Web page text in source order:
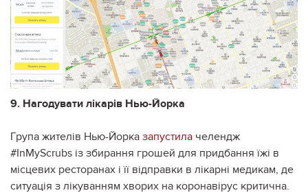
9. Нагодувати лікарів Нью-Йорка
Група жителів Нью-Йорка запустила челендж
#InMyScrubs із збирання грошей для придбання їжі в
місцевих ресторанах і її відправки в лікарні медикам, де
ситуація з лікуванням хворих на коронавірус критична.